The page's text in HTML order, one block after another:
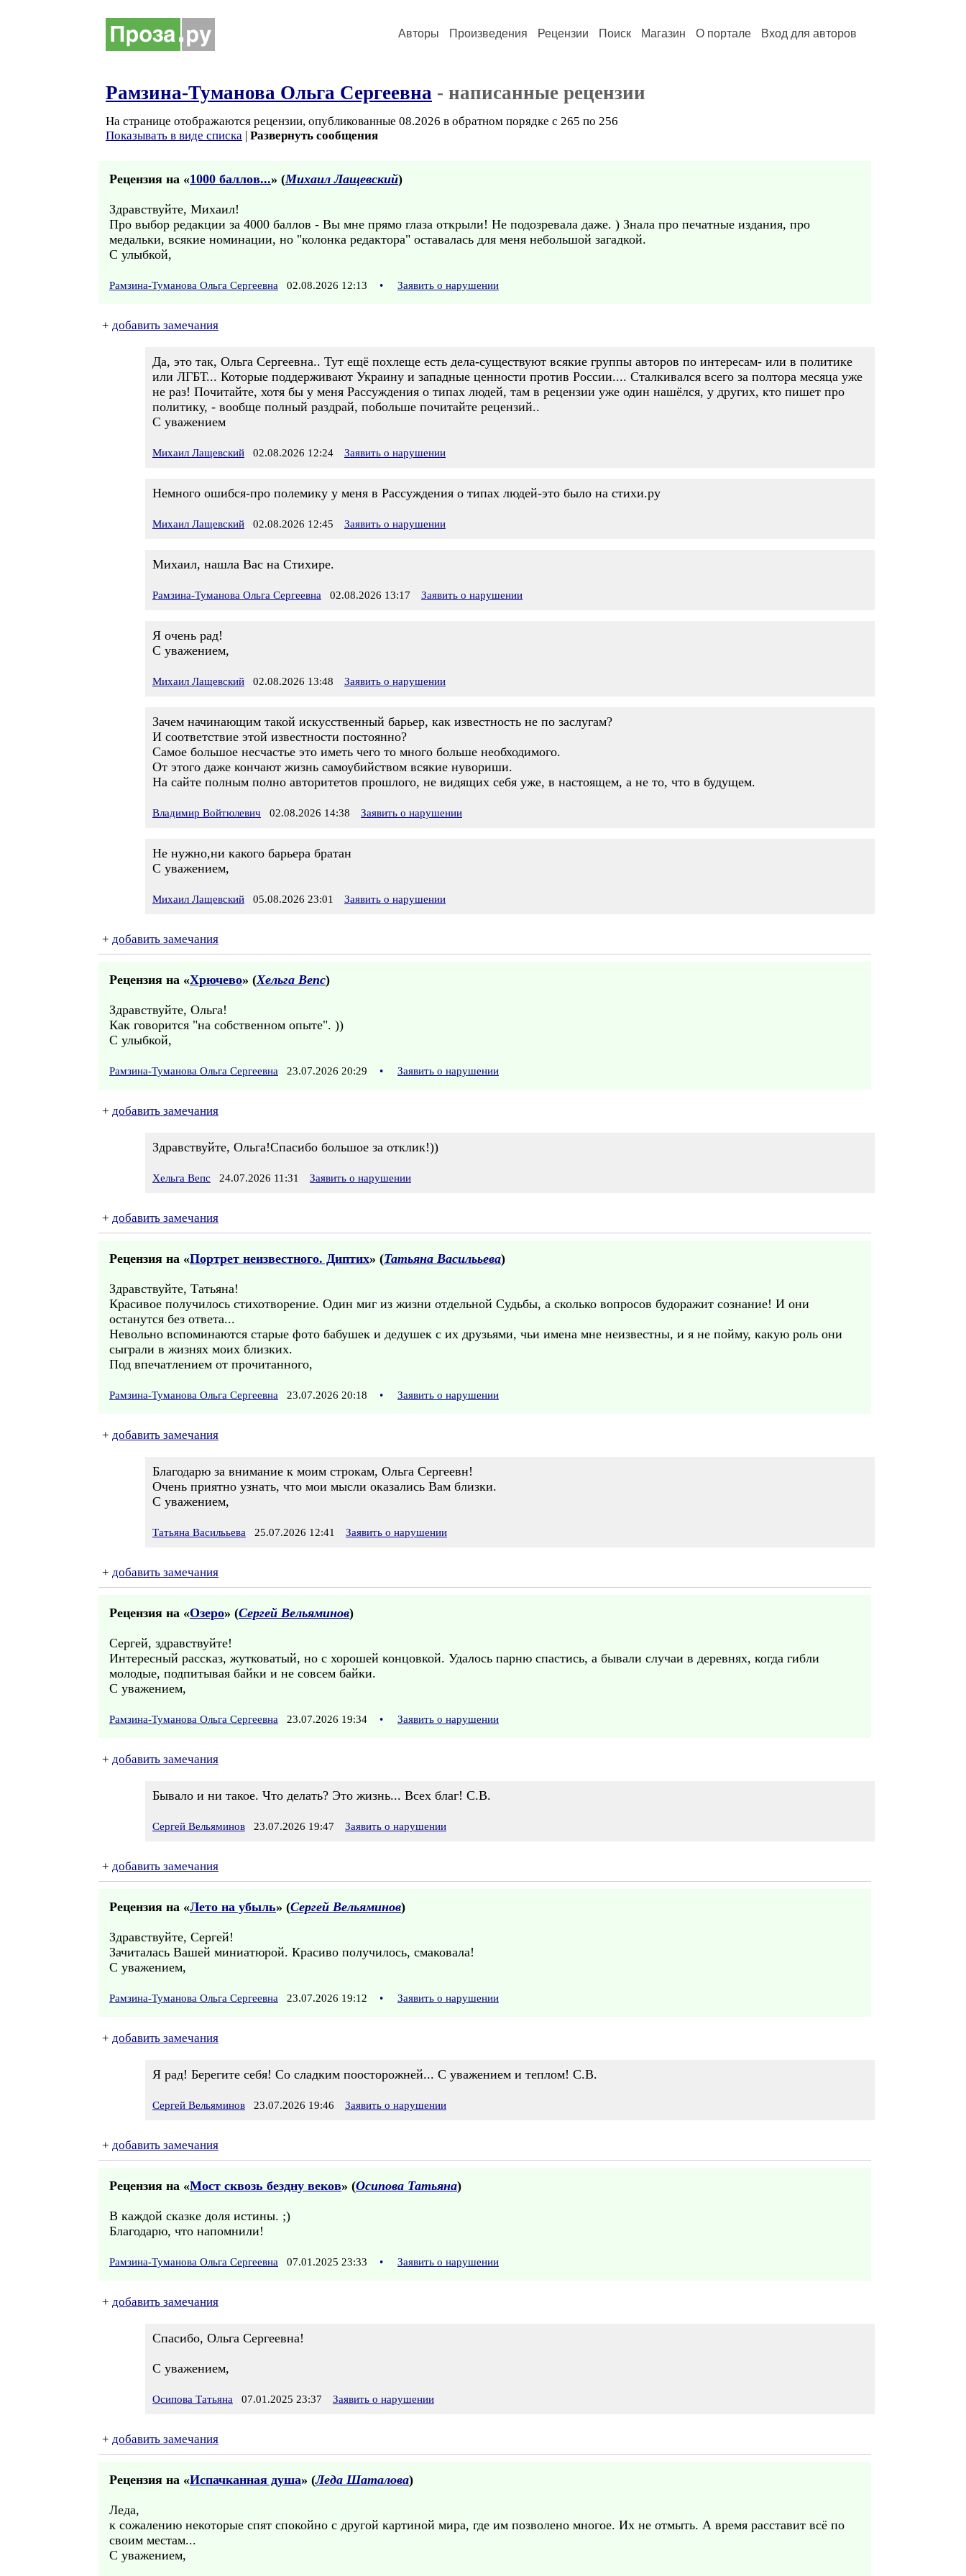
Авторы Произведения Рецензии Поиск Магазин О портале Вход для авторов
Рамзина-Туманова Ольга Сергеевна - написанные рецензии
На странице отображаются рецензии, опубликованные 08.2026 в обратном порядке с 265 по 256
Показывать в виде списка | Развернуть сообщения
Рецензия на «1000 баллов...» (Михаил Лащевский)
Здравствуйте, Михаил!
Про выбор редакции за 4000 баллов - Вы мне прямо глаза открыли! Не подозревала даже. ) Знала про печатные издания, про
медальки, всякие номинации, но "колонка редактора" оставалась для меня небольшой загадкой.
С улыбкой,
Рамзина-Туманова Ольга Сергеевна 02.08.2026 12:13 • Заявить о нарушении
+ добавить замечания
Да, это так, Ольга Сергеевна.. Тут ещё похлеще есть дела-существуют всякие группы авторов по интересам- или в политике
или ЛГБТ... Которые поддерживают Украину и западные ценности против России.... Сталкивался всего за полтора месяца уже
не раз! Почитайте, хотя бы у меня Рассуждения о типах людей, там в рецензии уже один нашёлся, у других, кто пишет про
политику, - вообще полный раздрай, побольше почитайте рецензий..
С уважением
Михаил Лащевский 02.08.2026 12:24 Заявить о нарушении
Немного ошибся-про полемику у меня в Рассуждения о типах людей-это было на стихи.ру
Михаил Лащевский 02.08.2026 12:45 Заявить о нарушении
Михаил, нашла Вас на Стихире.
Рамзина-Туманова Ольга Сергеевна 02.08.2026 13:17 Заявить о нарушении
Я очень рад!
С уважением,
Михаил Лащевский 02.08.2026 13:48 Заявить о нарушении
Зачем начинающим такой искусственный барьер, как известность не по заслугам?
И соответствие этой известности постоянно?
Самое большое несчастье это иметь чего то много больше необходимого.
От этого даже кончают жизнь самоубийством всякие нувориши.
На сайте полным полно авторитетов прошлого, не видящих себя уже, в настоящем, а не то, что в будущем.
Владимир Войтюлевич 02.08.2026 14:38 Заявить о нарушении
Не нужно,ни какого барьера братан
С уважением,
Михаил Лащевский 05.08.2026 23:01 Заявить о нарушении
+ добавить замечания
Рецензия на «Хрючево» (Хельга Вепс)
Здравствуйте, Ольга!
Как говорится "на собственном опыте". ))
С улыбкой,
Рамзина-Туманова Ольга Сергеевна 23.07.2026 20:29 • Заявить о нарушении
+ добавить замечания
Здравствуйте, Ольга!Спасибо большое за отклик!))
Хельга Вепс 24.07.2026 11:31 Заявить о нарушении
+ добавить замечания
Рецензия на «Портрет неизвестного. Диптих» (Татьяна Василььева)
Здравствуйте, Татьяна!
Красивое получилось стихотворение. Один миг из жизни отдельной Судьбы, а сколько вопросов будоражит сознание! И они
останутся без ответа...
Невольно вспоминаются старые фото бабушек и дедушек с их друзьями, чьи имена мне неизвестны, и я не пойму, какую роль они
сыграли в жизнях моих близких.
Под впечатлением от прочитанного,
Рамзина-Туманова Ольга Сергеевна 23.07.2026 20:18 • Заявить о нарушении
+ добавить замечания
Благодарю за внимание к моим строкам, Ольга Сергеевн!
Очень приятно узнать, что мои мысли оказались Вам близки.
С уважением,
Татьяна Василььева 25.07.2026 12:41 Заявить о нарушении
+ добавить замечания
Рецензия на «Озеро» (Сергей Вельяминов)
Сергей, здравствуйте!
Интересный рассказ, жутковатый, но с хорошей концовкой. Удалось парню спастись, а бывали случаи в деревнях, когда гибли
молодые, подпитывая байки и не совсем байки.
С уважением,
Рамзина-Туманова Ольга Сергеевна 23.07.2026 19:34 • Заявить о нарушении
+ добавить замечания
Бывало и ни такое. Что делать? Это жизнь... Всех благ! С.В.
Сергей Вельяминов 23.07.2026 19:47 Заявить о нарушении
+ добавить замечания
Рецензия на «Лето на убыль» (Сергей Вельяминов)
Здравствуйте, Сергей!
Зачиталась Вашей миниатюрой. Красиво получилось, смаковала!
С уважением,
Рамзина-Туманова Ольга Сергеевна 23.07.2026 19:12 • Заявить о нарушении
+ добавить замечания
Я рад! Берегите себя! Со сладким поосторожней... С уважением и теплом! С.В.
Сергей Вельяминов 23.07.2026 19:46 Заявить о нарушении
+ добавить замечания
Рецензия на «Мост сквозь бездну веков» (Осипова Татьяна)
В каждой сказке доля истины. ;)
Благодарю, что напомнили!
Рамзина-Туманова Ольга Сергеевна 07.01.2025 23:33 • Заявить о нарушении
+ добавить замечания
Спасибо, Ольга Сергеевна!
С уважением,
Осипова Татьяна 07.01.2025 23:37 Заявить о нарушении
+ добавить замечания
Рецензия на «Испачканная душа» (Леда Шаталова)
Леда,
к сожалению некоторые спят спокойно с другой картиной мира, где им позволено многое. Их не отмыть. А время расставит всё по
своим местам...
С уважением,